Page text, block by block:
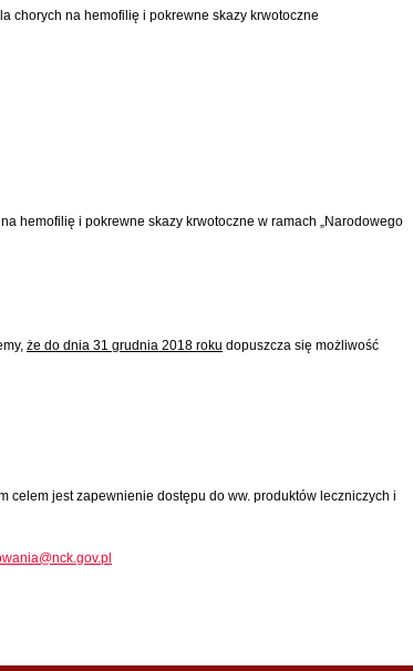
chorych na hemofilię i pokrewne skazy krwotoczne
hemofilię i pokrewne skazy krwotoczne w ramach „Narodowego
że do dnia 31 grudnia 2018 roku dopuszcza się możliwość
celem jest zapewnienie dostępu do ww. produktów leczniczych i